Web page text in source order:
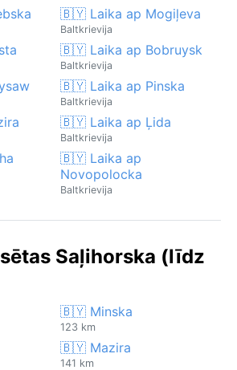
🇧🇾 Laika ap Mogiļeva
Baltkrievija
🇧🇾 Laika ap Bobruysk
Baltkrievija
🇧🇾 Laika ap Pinska
Baltkrievija
🇧🇾 Laika ap Ļida
Baltkrievija
🇧🇾 Laika ap
Novopolocka
Baltkrievija
Saļihorska (līdz
🇧🇾 Minska
123 km
🇧🇾 Mazira
141 km